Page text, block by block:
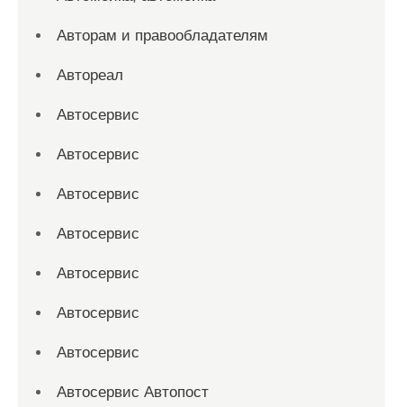
Авторам и правообладателям
Автореал
Автосервис
Автосервис
Автосервис
Автосервис
Автосервис
Автосервис
Автосервис
Автосервис Автопост